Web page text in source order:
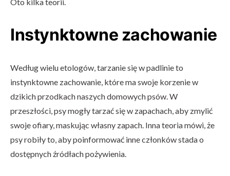
Instynktowne zachowanie
Według wielu etologów, tarzanie się w padlinie to
instynktowne zachowanie, które ma swoje korzenie w
dzikich przodkach naszych domowych psów. W
przeszłości, psy mogły tarzać się w zapachach, aby zmylić
swoje ofiary, maskując własny zapach. Inna teoria mówi, że
psy robiły to, aby poinformować inne członków stada o
dostępnych źródłach pożywienia.